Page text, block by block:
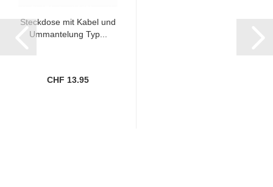
Steckdose mit Kabel und
Ummantelung Typ...
CHF 13.95